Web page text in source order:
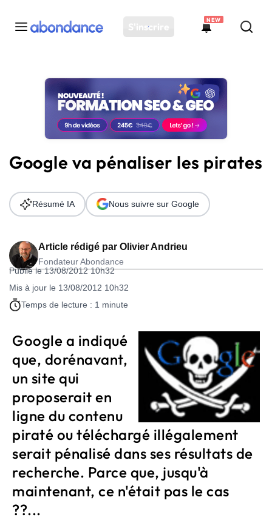
S'inscrire
NEW
Toutes les actus
Actus SEO
Plateforme
Solutions
Ressources
Audit SEO
Google va pénaliser les pirates
Article rédigé par Olivier Andrieu
Fondateur Abondance
Publié le 13/08/2012 10h32
Mis à jour le 13/08/2012 10h32
Temps de lecture : 1 minute
Résumé IA Nous suivre sur Google
Google a indiqué
que, dorénavant,
un site qui
proposerait en
ligne du contenu
piraté ou téléchargé illégalement
serait pénalisé dans ses résultats de
recherche. Parce que, jusqu'à
maintenant, ce n'était pas le cas
??...